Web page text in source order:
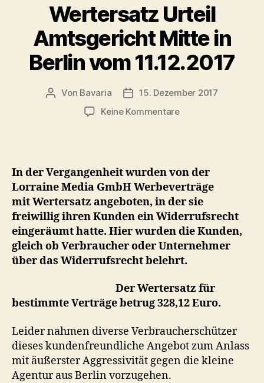
Wertersatz Urteil
Amtsgericht Mitte in
Berlin vom 11.12.2017
Beitragsautor
Von Bavaria Veröffentlichungsdatum
15. Dezember 2017
Keine Kommentarezu
in
Berlin
vom
11.12.2017
In der Vergangenheit wurden von der
Lorraine Media GmbH Werbeverträge
mit Wertersatz angeboten, in der sie
freiwillig ihren Kunden ein Widerrufsrecht
eingeräumt hatte. Hier wurden die Kunden,
gleich ob Verbraucher oder Unternehmer
über das Widerrufsrecht belehrt.
Der Wertersatz für
bestimmte Verträge betrug 328,12 Euro.
Leider nahmen diverse Verbraucherschützer
dieses kundenfreundliche Angebot zum Anlass
mit äußerster Aggressivität gegen die kleine
Agentur aus Berlin vorzugehen.